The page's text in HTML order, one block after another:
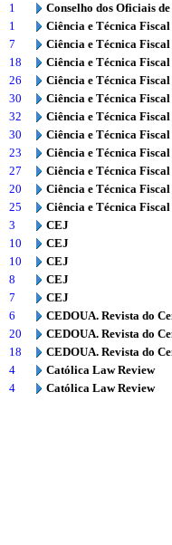
1
Conselho dos Oficiais
1
Ciência e Técnica Fiscal
7
Ciência e Técnica Fiscal
18
Ciência e Técnica Fiscal
26
Ciência e Técnica Fiscal
30
Ciência e Técnica Fiscal
32
Ciência e Técnica Fiscal
30
Ciência e Técnica Fiscal
23
Ciência e Técnica Fiscal
27
Ciência e Técnica Fiscal
20
Ciência e Técnica Fiscal
25
Ciência e Técnica Fiscal
3
CEJ
10
CEJ
10
CEJ
8
CEJ
7
CEJ
6
CEDOUA. Revista do
20
CEDOUA. Revista do
18
CEDOUA. Revista do
4
Católica Law Review
4
Católica Law Review